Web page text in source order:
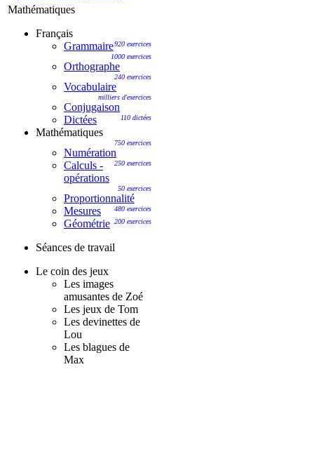
Mathématiques
Français
920 exercices
Grammaire
1000 exercices
Orthographe
240 exercices
Vocabulaire
milliers d'exercices
Conjugaison
110 dictées
Dictées
Mathématiques
750 exercices
Numération
250 exercices
Calculs -
opérations
50 exercices
Proportionnalité
480 exercices
Mesures
200 exercices
Géométrie
Séances de travail
Le coin des jeux
Les images
amusantes de Zoé
Les jeux de Tom
Les devinettes de
Lou
Les blagues de
Max